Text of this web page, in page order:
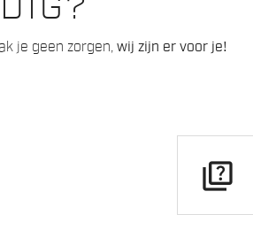
je geen zorgen, wij zijn er voor je!
quiz